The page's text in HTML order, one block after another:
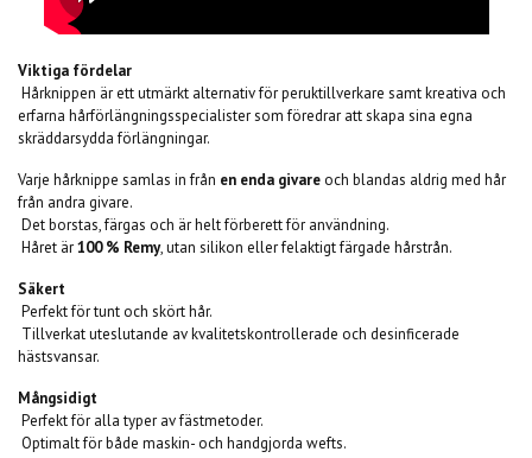
Viktiga fördelar
Hårknippen är ett utmärkt alternativ för peruktillverkare samt kreativa och
erfarna hårförlängningsspecialister som föredrar att skapa sina egna
skräddarsydda förlängningar.
Varje hårknippe samlas in från en enda givare och blandas aldrig med hår
från andra givare.
Det borstas, färgas och är helt förberett för användning.
Håret är100 % Remy, utan silikon eller felaktigt färgade hårstrån.
Säkert
Perfekt för tunt och skört hår.
Tillverkat uteslutande av kvalitetskontrollerade och desinficerade
hästsvansar.
Mångsidigt
Perfekt för alla typer av fästmetoder.
Optimalt för både maskin- och handgjorda wefts.